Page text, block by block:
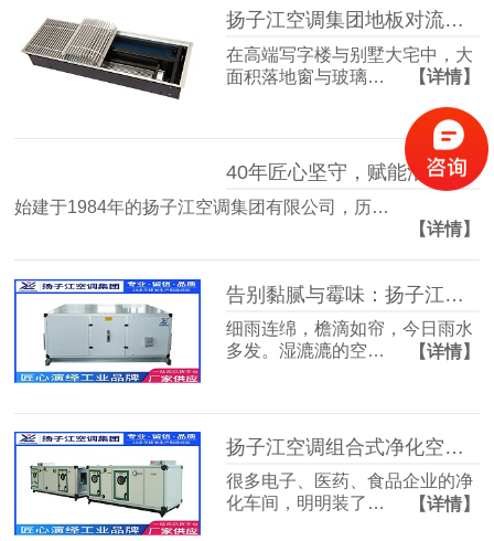
扬子江空调集团地板对流器：破解冬冷夏热难题，打造四季如春的舒适空间
在高端写字楼与别墅大宅中，大
面积落地窗与玻璃…
【详情】
40年匠心坚守，赋能洁净空气未来
始建于1984年的扬子江空调集团有限公司，历…
【详情】
告别黏腻与霉味：扬子江空调的梅雨季舒适生活指南
细雨连绵，檐滴如帘，今日雨水
多发。湿漉漉的空…
【详情】
扬子江空调组合式净化空调箱，彻底解决车间洁净度不达标难题
很多电子、医药、食品企业的净
化车间，明明装了…
【详情】